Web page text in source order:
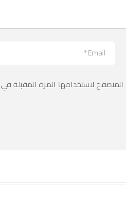
لاستخدامها المرة المقبلة